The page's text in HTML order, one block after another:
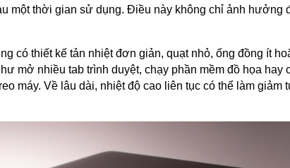
một thời gian sử dụng. Điều này không chỉ ảnh hưởng
có thiết kế tản nhiệt đơn giản, quạt nhỏ, ống đồng ít
mở nhiều tab trình duyệt, chạy phần mềm đồ họa hay
máy. Về lâu dài, nhiệt độ cao liên tục có thể làm giảm